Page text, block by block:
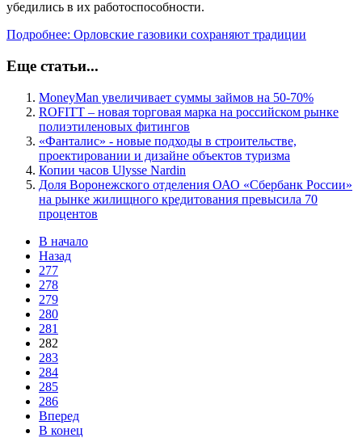
убедились в их работоспособности.
Подробнее: Орловские газовики сохраняют традиции
Еще статьи...
MoneyMan увеличивает суммы займов на 50-70%
ROFITT – новая торговая марка на российском рынке
полиэтиленовых фитингов
«Фанталис» - новые подходы в строительстве,
проектировании и дизайне объектов туризма
Копии часов Ulysse Nardin
Доля Воронежского отделения ОАО «Сбербанк России»
на рынке жилищного кредитования превысила 70
процентов
В начало
Назад
277
278
279
280
281
282
283
284
285
286
Вперед
В конец